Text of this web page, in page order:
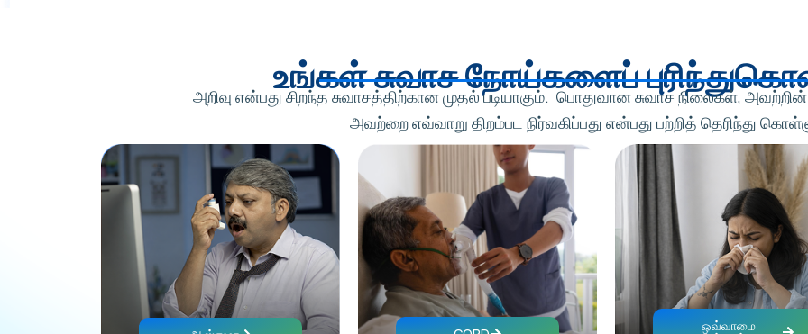
உங்கள் சுவாச நோய்களைப்
அறிவு என்பது சிறந்த சுவாசத்திற்கான முதல் படியாகும். பொதுவான சுவாச நிலைகள்,
அவற்றை எவ்வாறு திறம்பட நிர்வகிப்பது என்பது பற்றித் தெரிந்து
ஒவ்வாமை